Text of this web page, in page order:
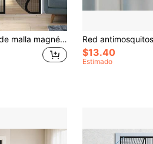
1 pieza Puerta de malla magnética - Cierre magnético automático, Cortina de malla mosquitera magnética, Durable, Partición de malla sin manos, Disfruta del aire fresco manteniendo alejadas a las plagas - Apto para mascotas, Adecuado para múltiples escenarios, Fácil mantenimiento de malla de nailon
$13.40
Estimado